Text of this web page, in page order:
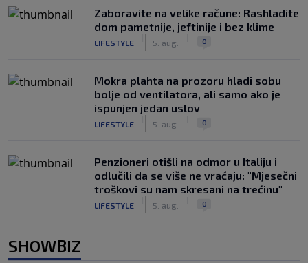
Zaboravite na velike račune: Rashladite
dom pametnije, jeftinije i bez klime
LIFESTYLE 5. aug. 0
Mokra plahta na prozoru hladi sobu
bolje od ventilatora, ali samo ako je
ispunjen jedan uslov
LIFESTYLE 5. aug. 0
Penzioneri otišli na odmor u Italiju i
odlučili da se više ne vraćaju: "Mjesečni
troškovi su nam skresani na trećinu"
LIFESTYLE 5. aug. 0
SHOWBIZ